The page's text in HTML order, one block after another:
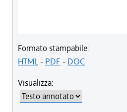
Formato stampabile:
HTML- PDF - DOC
Visualizza: